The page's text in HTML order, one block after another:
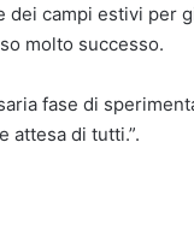
dei campi estivi per
molto successo.
fase di
attesa di tutti.”.